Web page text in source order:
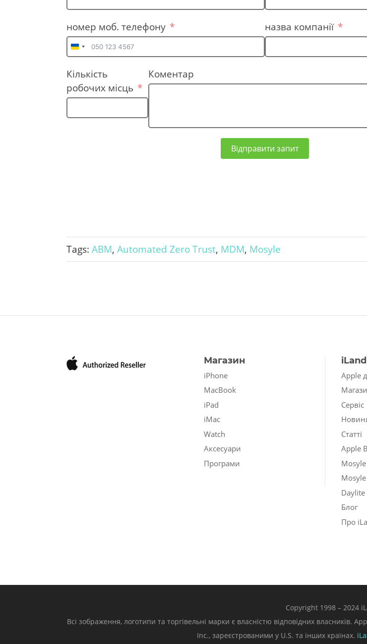
номер моб. телефону
U
r
a
n
назва компанії
Кількість
робочих місць
Коментар
Відправити запит
Tags:ABM,Automated Zero Trust, MDM, Mosyle
Магазин
iPhone
MacBook
iPad
iMac
Watch
Аксесуари
Програми
iLand
Apple
Сервіс
Статті
Apple
Daylite
Блог
Про
Copyright 1998 – 2024
Всі зображення, логотипи та торгівельні марки є власністю відповідних власників.
Inc., зареєстрованими у U.S. та інших країнах.